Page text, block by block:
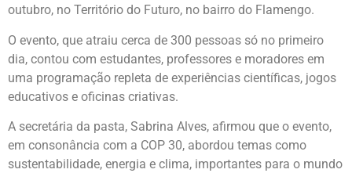
outubro, no Território do Futuro, no bairro do Flamengo.
O evento, que atraiu cerca de 300 pessoas só no primeiro
dia, contou com estudantes, professores e moradores em
uma programação repleta de experiências científicas, jogos
educativos e oficinas criativas.
A secretária da pasta, Sabrina Alves, afirmou que o evento,
em consonância com a COP 30, abordou temas como
sustentabilidade, energia e clima, importantes para o mundo